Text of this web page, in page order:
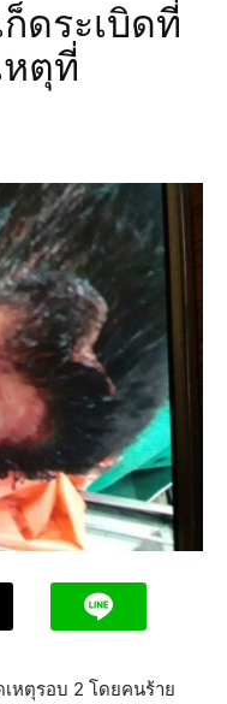
ดระเบิดที่
หตุที่
เหตุรอบ 2 โดยคนร้าย